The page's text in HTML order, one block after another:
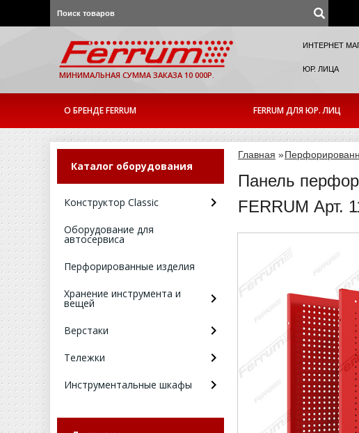
МИНИМАЛЬНАЯ СУММА ЗАКАЗА 10 000Р.
ИНТЕРНЕТ
ЮР. ЛИЦА
О БРЕНДЕ FERRUM FERRUM ДЛЯ ЮР. ЛИЦ
Каталог оборудования
Конструктор Classic
Оборудование для
автосервиса
Перфорированные изделия
Хранение инструмента и
вещей
Верстаки
Тележки
Инструментальные шкафы
Главная »
Панель
FERRUM Арт.